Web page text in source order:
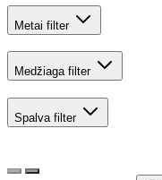
Metai filter
Medžiaga filter
Spalva filter